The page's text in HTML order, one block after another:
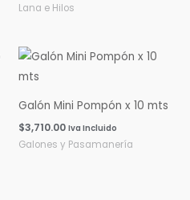
Lana e Hilos
Galón Mini Pompón x 10 mts
$3,710.00 Iva Incluido
Galones y Pasamanería